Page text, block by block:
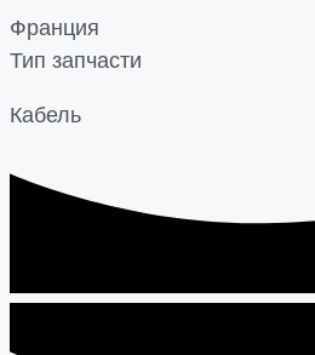
Франция
Тип запчасти
Кабель